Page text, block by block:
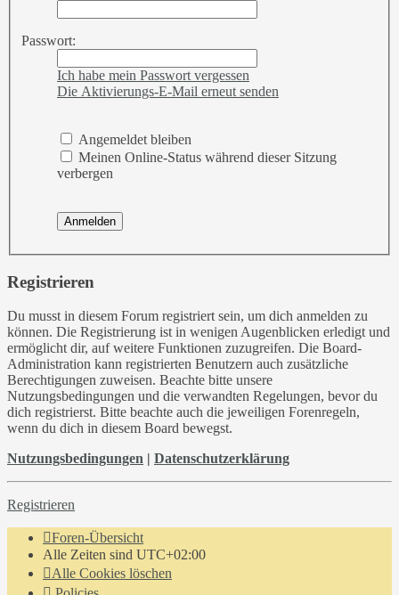
Passwort:
Ich habe mein Passwort vergessen
Die Aktivierungs-E-Mail erneut senden
Angemeldet bleiben
Meinen Online-Status während dieser Sitzung
verbergen
Registrieren
Du musst in diesem Forum registriert sein, um dich anmelden zu
können. Die Registrierung ist in wenigen Augenblicken erledigt und
ermöglicht dir, auf weitere Funktionen zuzugreifen. Die Board-
Administration kann registrierten Benutzern auch zusätzliche
Berechtigungen zuweisen. Beachte bitte unsere
Nutzungsbedingungen und die verwandten Regelungen, bevor du
dich registrierst. Bitte beachte auch die jeweiligen Forenregeln,
wenn du dich in diesem Board bewegst.
Nutzungsbedingungen | Datenschutzerklärung
Registrieren
Foren-Übersicht
Alle Zeiten sind UTC+02:00
Alle Cookies löschen